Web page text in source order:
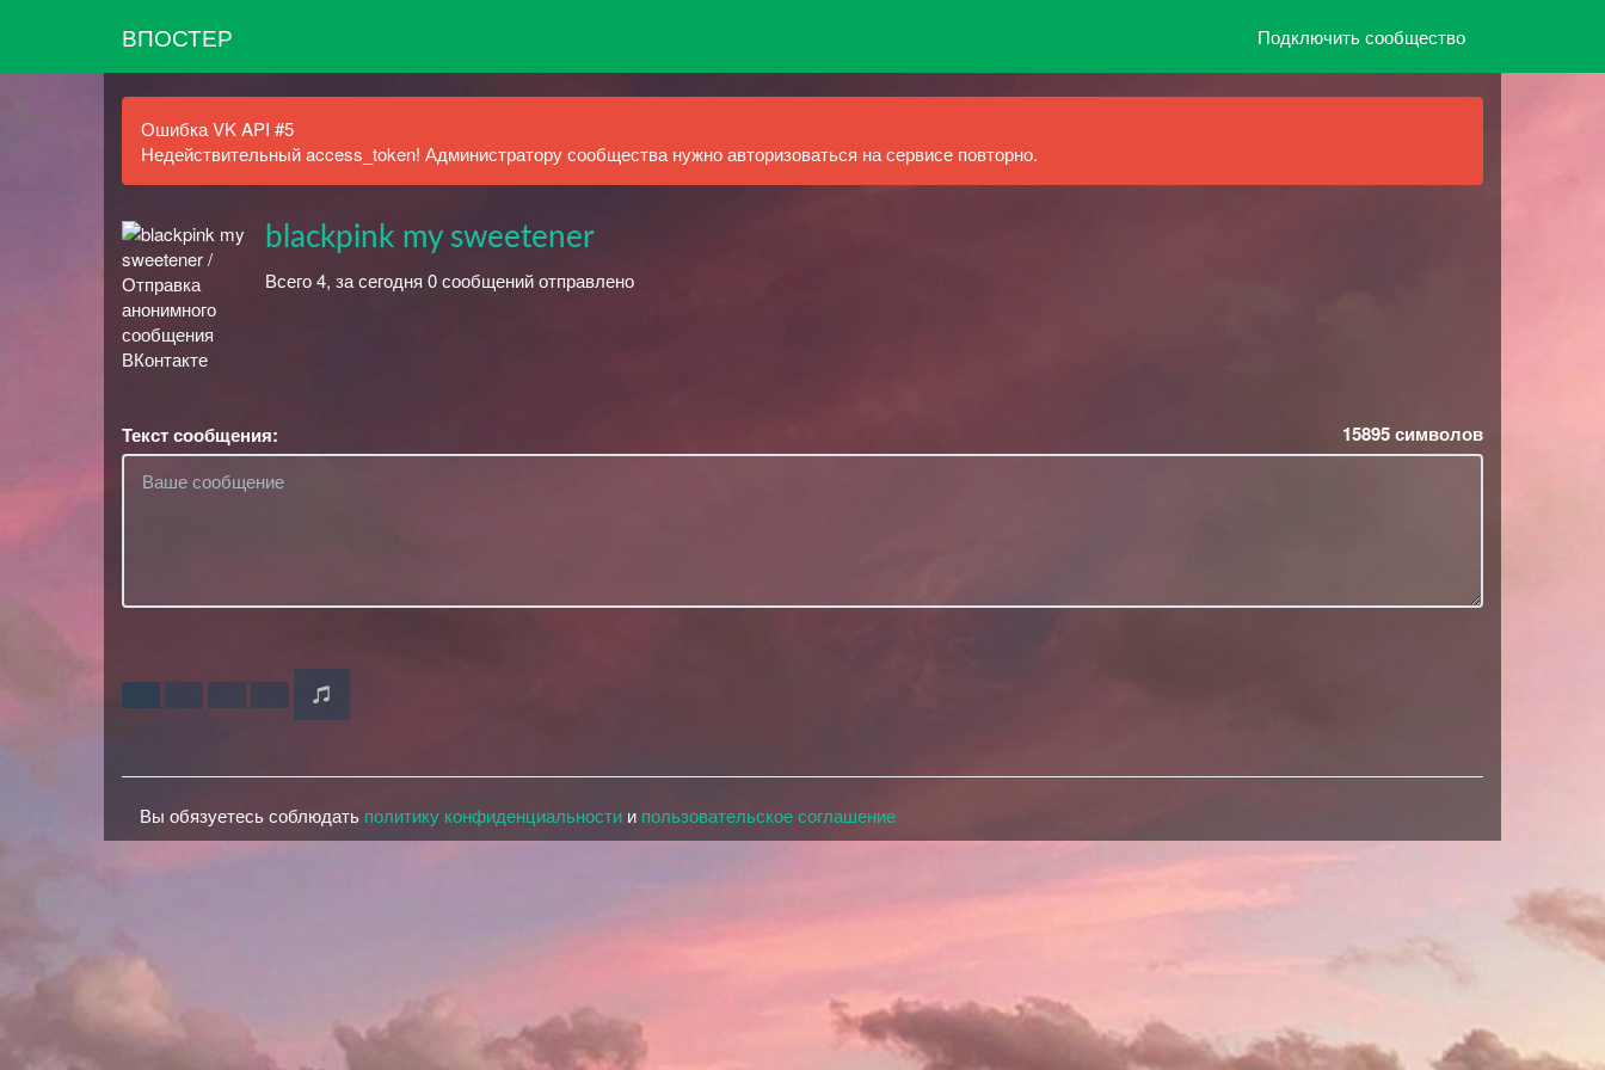
ВПОСТЕР Подключить сообщество
Ошибка VK API #5
Недействительный access_token! Администратору сообщества нужно авторизоваться на сервисе повторно.
blackpink my sweetener
Всего 4, за сегодня 0 сообщений отправлено
Текст сообщения: 15895символов
Вы обязуетесь соблюдать политику конфиденциальности и пользовательское соглашение